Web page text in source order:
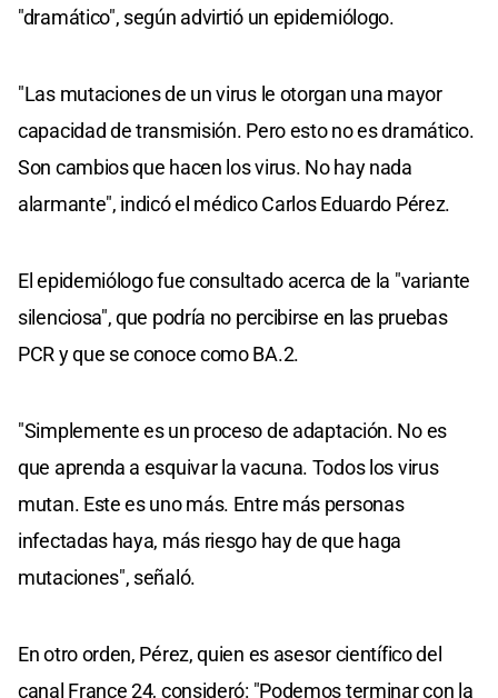
"dramático", según advirtió un epidemiólogo.
"Las mutaciones de un virus le otorgan una mayor
capacidad de transmisión. Pero esto no es dramático.
Son cambios que hacen los virus. No hay nada
alarmante", indicó el médico Carlos Eduardo Pérez.
El epidemiólogo fue consultado acerca de la "variante
silenciosa", que podría no percibirse en las pruebas
PCR y que se conoce como BA.2.
"Simplemente es un proceso de adaptación. No es
que aprenda a esquivar la vacuna. Todos los virus
mutan. Este es uno más. Entre más personas
infectadas haya, más riesgo hay de que haga
mutaciones", señaló.
En otro orden, Pérez, quien es asesor científico del
canal France 24, consideró: "Podemos terminar con la